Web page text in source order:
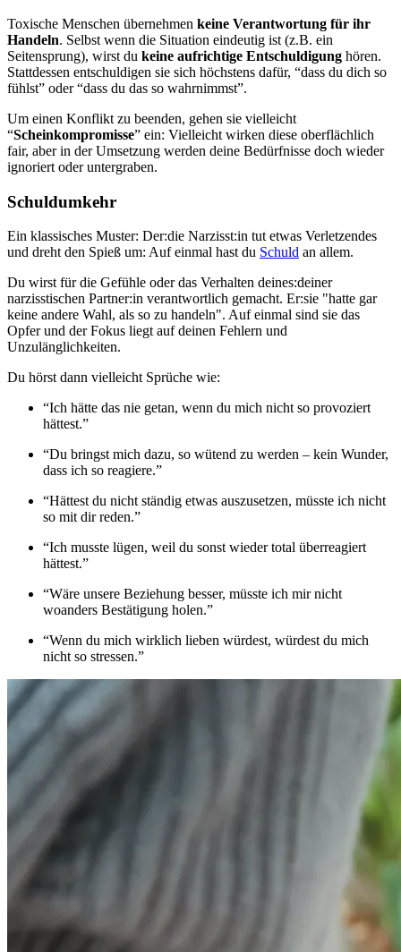
Toxische Menschen übernehmen keine Verantwortung für ihr
Handeln. Selbst wenn die Situation eindeutig ist (z.B. ein
Seitensprung), wirst du keine aufrichtige Entschuldigung hören.
Stattdessen entschuldigen sie sich höchstens dafür, “dass du dich so
fühlst” oder “dass du das so wahrnimmst”.
Um einen Konflikt zu beenden, gehen sie vielleicht
“Scheinkompromisse” ein: Vielleicht wirken diese oberflächlich
fair, aber in der Umsetzung werden deine Bedürfnisse doch wieder
ignoriert oder untergraben.
Schuldumkehr
Ein klassisches Muster: Der:die Narzisst:in tut etwas Verletzendes
und dreht den Spieß um: Auf einmal hast du Schuld an allem.
Du wirst für die Gefühle oder das Verhalten deines:deiner
narzisstischen Partner:in verantwortlich gemacht. Er:sie "hatte gar
keine andere Wahl, als so zu handeln". Auf einmal sind sie das
Opfer und der Fokus liegt auf deinen Fehlern und
Unzulänglichkeiten.
Du hörst dann vielleicht Sprüche wie:
“Ich hätte das nie getan, wenn du mich nicht so provoziert
hättest.”
“Du bringst mich dazu, so wütend zu werden – kein Wunder,
dass ich so reagiere.”
“Hättest du nicht ständig etwas auszusetzen, müsste ich nicht
so mit dir reden.”
“Ich musste lügen, weil du sonst wieder total überreagiert
hättest.”
“Wäre unsere Beziehung besser, müsste ich mir nicht
woanders Bestätigung holen.”
“Wenn du mich wirklich lieben würdest, würdest du mich
nicht so stressen.”